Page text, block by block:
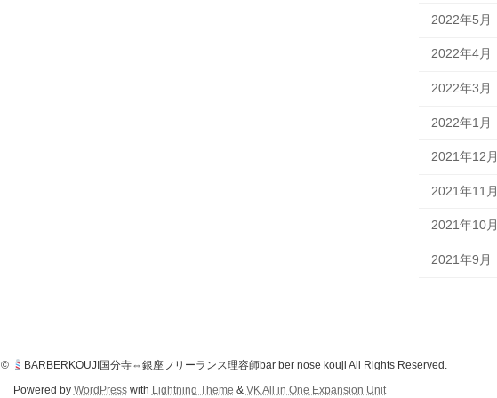
2022年5月
2022年4月
2022年3月
2022年1月
2021年12月
2021年11月
2021年10月
2021年9月
©
BARBERKOUJI国分寺⇔銀座フリーランス理容師bar ber nose kouji All Rights Reserved.
Powered by WordPresswith Lightning Theme & VK All in One Expansion Unit